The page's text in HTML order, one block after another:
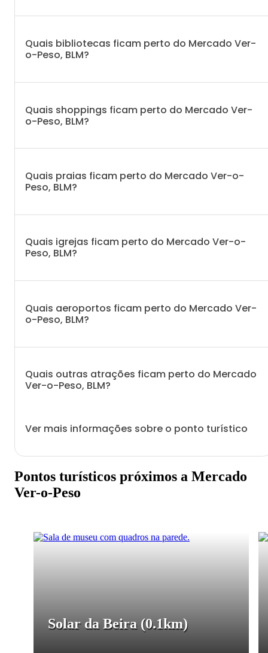
Quais bibliotecas ficam perto do Mercado Ver-
o-Peso, BLM?
Quais shoppings ficam perto do Mercado Ver-
o-Peso, BLM?
Quais praias ficam perto do Mercado Ver-o-
Peso, BLM?
Quais igrejas ficam perto do Mercado Ver-o-
Peso, BLM?
Quais aeroportos ficam perto do Mercado Ver-
o-Peso, BLM?
Quais outras atrações ficam perto do Mercado
Ver-o-Peso, BLM?
Ver mais informações sobre o ponto turístico
Pontos turísticos próximos a Mercado
Ver-o-Peso
Solar da Beira (0.1km)